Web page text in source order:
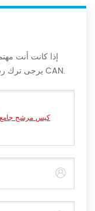
إذا كانت أنت
يرجى ترك رسالة هنا، وسوف نقوم بالرد عليك حالما نحن CAN.
كيس مرشح جامع